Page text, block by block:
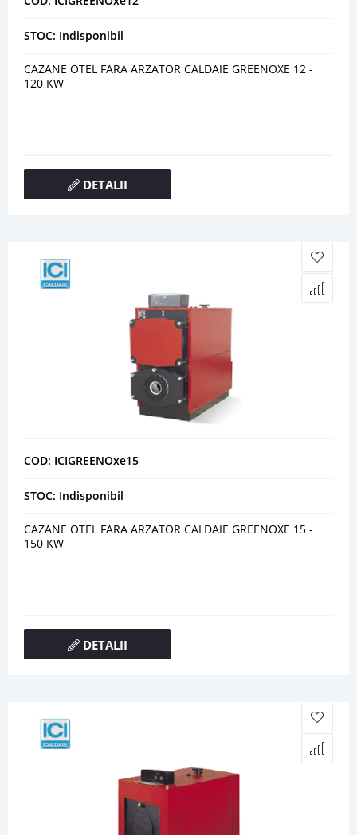
STOC: Indisponibil
CAZANE OTEL FARA ARZATOR CALDAIE GREENOXE 12 -
120 KW
DETALII
COD: ICIGREENOxe15
STOC: Indisponibil
CAZANE OTEL FARA ARZATOR CALDAIE GREENOXE 15 -
150 KW
DETALII